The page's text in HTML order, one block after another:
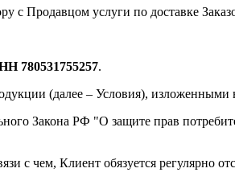
с Продавцом услуги по доставке
780531755257.
(далее – Условия), изложенными
Закона РФ "О защите прав
с чем, Клиент обязуется регулярно